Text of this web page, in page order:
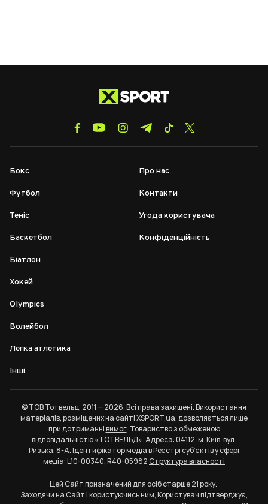
Бокс
Футбол
Теніс
Баскетбол
Біатлон
Хокей
Olympics
Волейбол
Легка атлетика
Інші
Про нас
Контакти
Угода користувача
Конфіденційність
© ТОВ Тотвельд, 2011 — 2026. Всі права захищені. Використання
матеріалів, розміщених на сайті XSPORT.ua, дозволяється лише
при дотриманнівимог. Товариство з обмеженою
відповідальністю «ТОТВЕЛЬД». Адреса: 04112, м. Київ, вул.
Ризька, 8-А. Ідентифікатор медіа в Реєстрі суб’єктів у сфері
медіа: L10-00340, R40-05982Структура власності
Цей Сайт призначений для осіб старше 21 року.
Заходячи на Сайт і користуючись ним, Користувач підтверджує,